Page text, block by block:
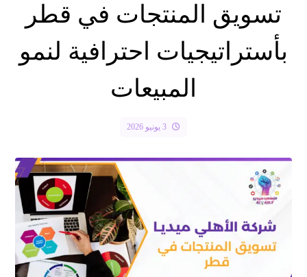
تسويق المنتجات في قطر
بأستراتيجيات احترافية لنمو
المبيعات
3 يونيو 2026